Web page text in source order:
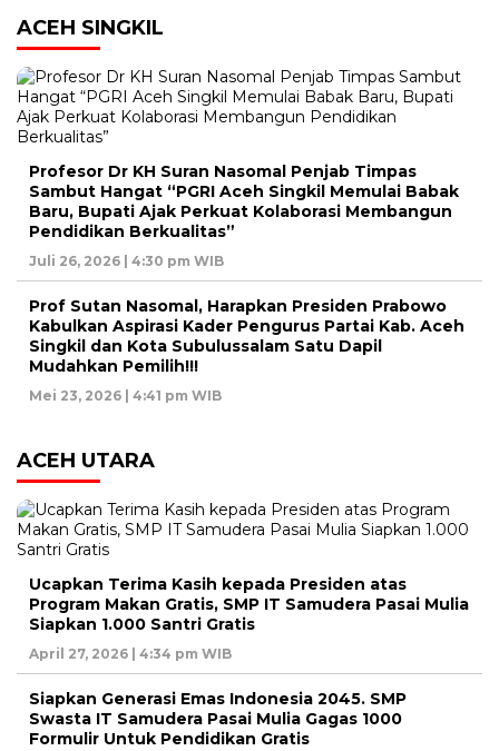
ACEH SINGKIL
Profesor Dr KH Suran Nasomal Penjab Timpas
Sambut Hangat “PGRI Aceh Singkil Memulai Babak
Baru, Bupati Ajak Perkuat Kolaborasi Membangun
Pendidikan Berkualitas”
Juli 26, 2026 | 4:30 pm WIB
Prof Sutan Nasomal, Harapkan Presiden Prabowo
Kabulkan Aspirasi Kader Pengurus Partai Kab. Aceh
Singkil dan Kota Subulussalam Satu Dapil
Mudahkan Pemilih!!!
Mei 23, 2026 | 4:41 pm WIB
ACEH UTARA
Ucapkan Terima Kasih kepada Presiden atas
Program Makan Gratis, SMP IT Samudera Pasai Mulia
Siapkan 1.000 Santri Gratis
April 27, 2026 | 4:34 pm WIB
Siapkan Generasi Emas Indonesia 2045. SMP
Swasta IT Samudera Pasai Mulia Gagas 1000
Formulir Untuk Pendidikan Gratis